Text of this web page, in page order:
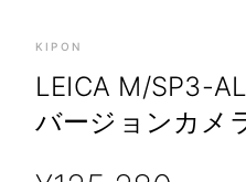
KIPON
LEICA M/SP3-
バージョンカメ